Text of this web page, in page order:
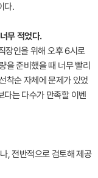
다.
무 적었다.
장인을 위해 오후 6시로
을 준비했을 때 너무 빨리
착순 자체에 문제가 있었
다는 다수가 만족할 이벤
, 전반적으로 검토해 제공